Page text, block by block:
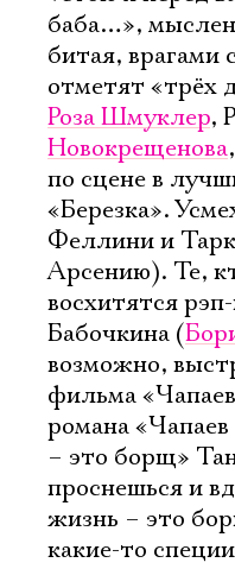
баба…»,
битая, врагами
отметят «трёх
Роза Шмуклер,
Новокрещенова
по сцене в
«Березка».
Феллини и
Арсению). Те,
восхитятся
Бабочкина (
возможно,
фильма
романа
– это борщ»
проснешься и
жизнь – это
какие-то